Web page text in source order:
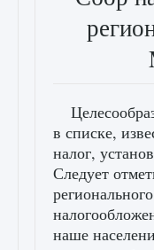
в списке,
налог,
Следует
наше